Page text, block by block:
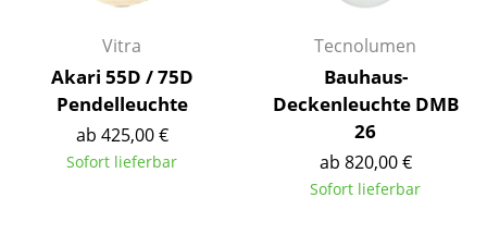
Bücherregale
Wandregale
Sideboards & Kommoden
TV Möbel
Vitra
Akari 55D / 75D
Pendelleuchte
ab 425,00 €
Sofort lieferbar
Tecnolumen
Bauhaus-
Deckenleuchte DMB
26
ab 820,00 €
Sofort lieferbar